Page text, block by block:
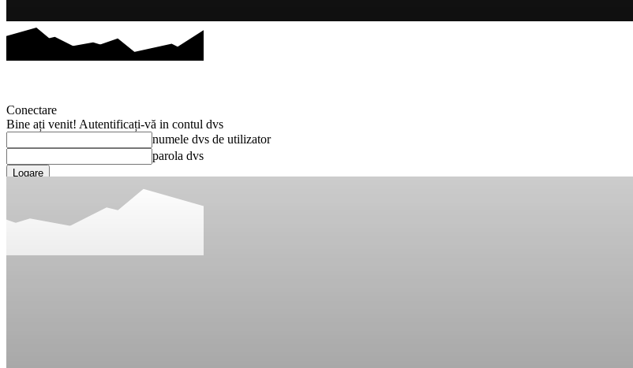
Conectare
Bine ați venit! Autentificați-vă in contul dvs
numele dvs de utilizator
parola dvs
Ați uitat parola? obține ajutor
Recuperați-vă parola